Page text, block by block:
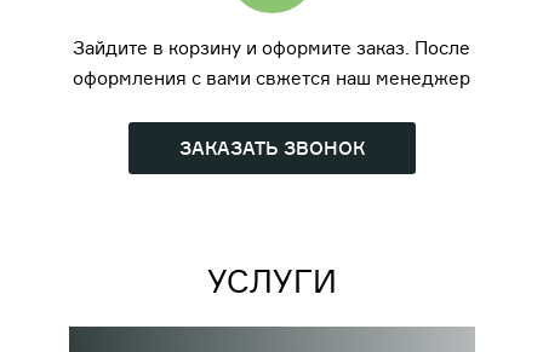
Зайдите в корзину и оформите заказ. После
оформления с вами свжется наш менеджер
ЗАКАЗАТЬ ЗВОНОК
УСЛУГИ